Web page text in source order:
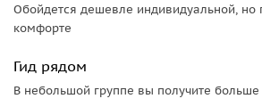
Обойдется дешевле индивидуальной, но
комфорте
Гид рядом
В небольшой группе вы получите